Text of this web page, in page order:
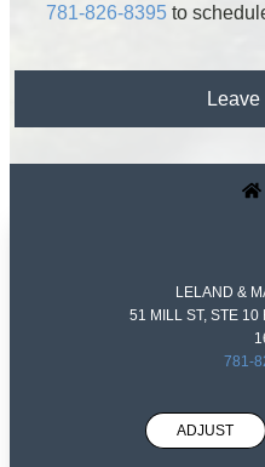
781-826-8395 to
LELAND &
51 MILL ST, STE
781-
ADJUST